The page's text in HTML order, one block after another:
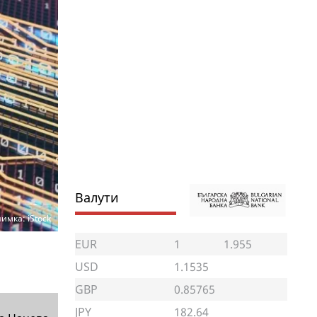
iStock
Валути
EUR 1
1.955
USD
1.1535
GBP
0.85765
JPY
182.64